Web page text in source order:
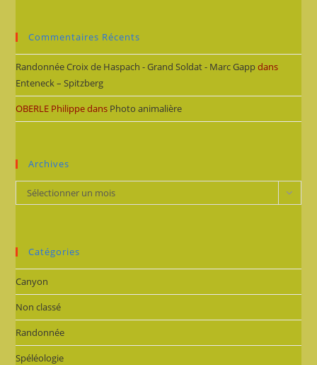
Commentaires Récents
Randonnée Croix de Haspach - Grand Soldat - Marc Gappdans
Enteneck – Spitzberg
OBERLE Philippedans Photo animalière
Archives
Archives
Sélectionner un mois
Catégories
Canyon
Non classé
Randonnée
Spéléologie